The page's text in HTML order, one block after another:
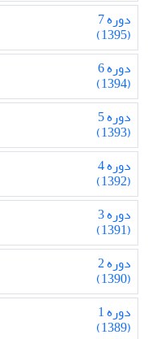
دوره 7
(1395)
دوره 6
(1394)
دوره 5
(1393)
دوره 4
(1392)
دوره 3
(1391)
دوره 2
(1390)
دوره 1
(1389)